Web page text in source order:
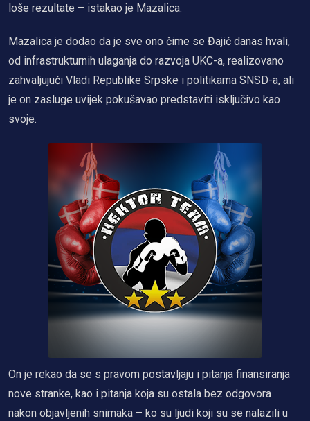
loše rezultate – istakao je Mazalica.
Mazalica je dodao da je sve ono čime se Đajić danas hvali,
od infrastrukturnih ulaganja do razvoja UKC-a, realizovano
zahvaljujući Vladi Republike Srpske i politikama SNSD-a, ali
je on zasluge uvijek pokušavao predstaviti isključivo kao
svoje.
On je rekao da se s pravom postavljaju i pitanja finansiranja
nove stranke, kao i pitanja koja su ostala bez odgovora
nakon objavljenih snimaka – ko su ljudi koji su se nalazili u